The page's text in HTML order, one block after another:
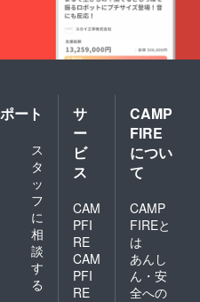
ート
ス
タ
ッ
フ
に
相
談
す
る
サ
ー
ビ
ス
CAM
PFI
RE
CAM
PFI
RE
CAMP
FIRE
につい
て
CAMP
FIREと
は
あんし
ん・安
全への